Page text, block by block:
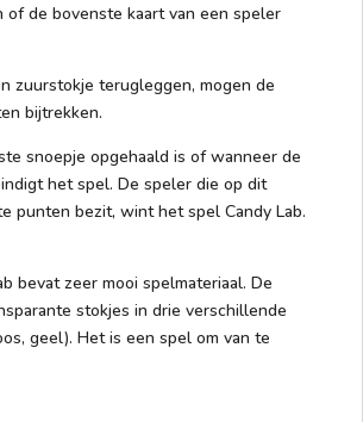
of de bovenste kaart van een speler
zuurstokje terugleggen, mogen de
bijtrekken.
snoepje opgehaald is of wanneer de
het spel. De speler die op dit
punten bezit, wint het spel Candy Lab.
bevat zeer mooi spelmateriaal. De
stokjes in drie verschillende
geel). Het is een spel om van te